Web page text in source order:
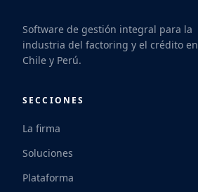
Software de gestión integral para la
industria del factoring y el crédito en
Chile y Perú.
SECCIONES
La firma
Soluciones
Plataforma